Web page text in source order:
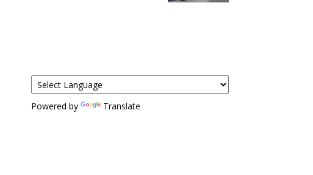
Powered by Translate